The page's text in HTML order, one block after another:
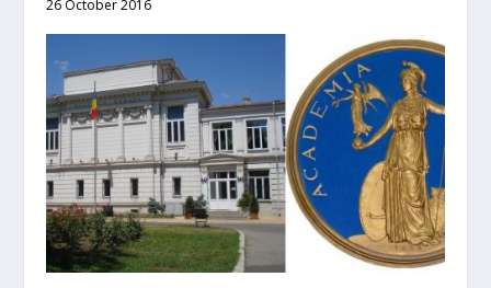
26 October 2016